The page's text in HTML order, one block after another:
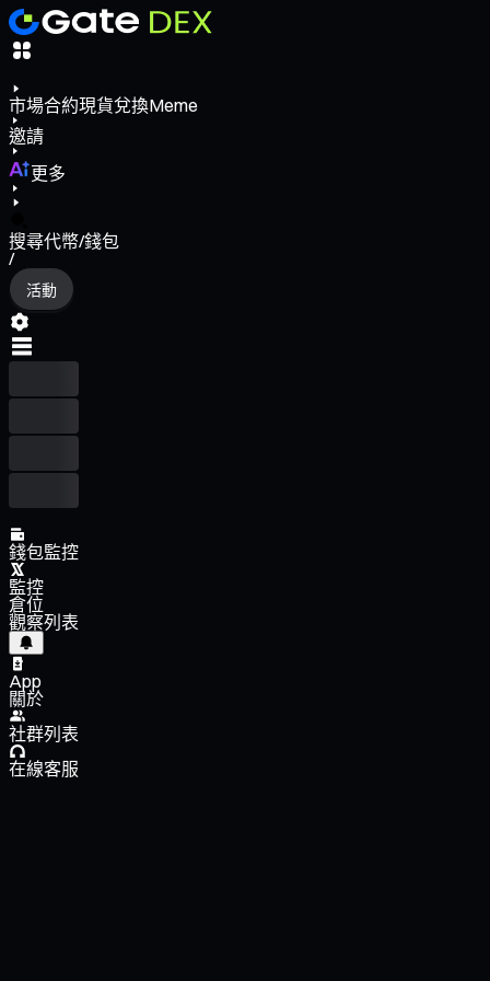
市場合約現貨兌換Meme
邀請
更多
搜尋代幣/錢包
/
活動
錢包監控
監控
倉位
觀察列表
App
關於
社群列表
在線客服